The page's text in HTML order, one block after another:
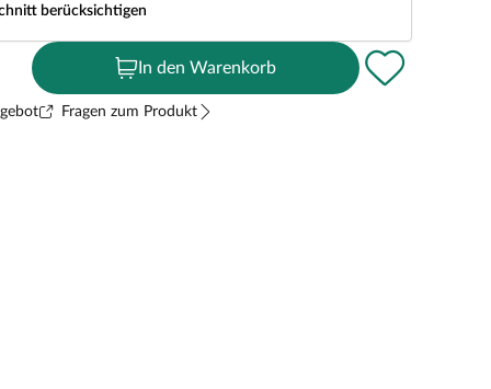
berücksichtigen
In den Warenkorb
Fragen zum Produkt